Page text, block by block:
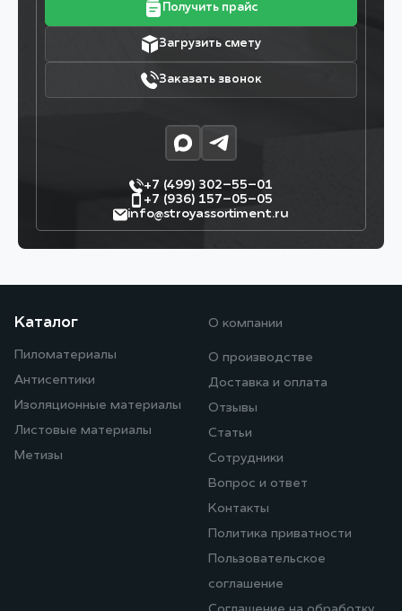
Получить прайс
Загрузить смету
Заказать звонок
+7 (499) 302–55–01
+7 (936) 157–05–05
info@stroyassortiment.ru
Каталог
Пиломатериалы
Антисептики
Изоляционные материалы
Листовые материалы
Метизы
О компании
О производстве
Доставка и оплата
Отзывы
Статьи
Сотрудники
Вопрос и ответ
Контакты
Политика приватности
Пользовательское
соглашение